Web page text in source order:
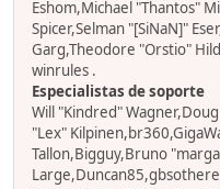
Eshom,Michael "Thantos"
Spicer,Selman "[SiNaN]"
Garg,Theodore "Orstio"
winrules .
Especialistas de soporte
Will "Kindred"
"Lex"
Tallon,Bigguy,Bruno